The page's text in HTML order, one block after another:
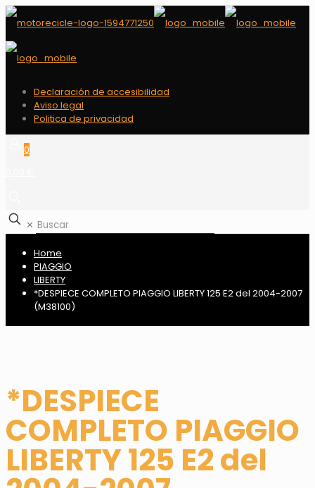
Declaración de accesibilidad
Aviso legal
Politica de privacidad
0
✕
Home
PIAGGIO
LIBERTY
*DESPIECE COMPLETO PIAGGIO LIBERTY 125 E2 del 2004-2007
(M38100)
*DESPIECE
COMPLETO PIAGGIO
LIBERTY 125 E2 del